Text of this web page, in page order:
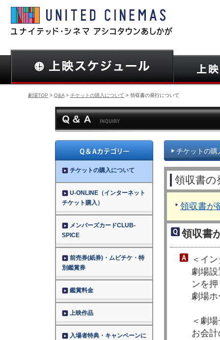
劇場TOP > Q&A > チケットの購入について > 領収書の発行について
チケットの購
領収書の
領収書が
領収書
＜イ
劇場
ンを
劇場
＜劇
お会
チケットの購入について
U-ONLINE（インターネット
チケット購入）
メンバーズカードCLUB-
SPICE
前売券(紙券)・ムビチケ・特
別鑑賞券
鑑賞料金
上映作品
入場者特典・キャンペーンに